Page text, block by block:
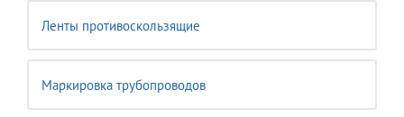
Ленты противоскользящие
Маркировка трубопроводов